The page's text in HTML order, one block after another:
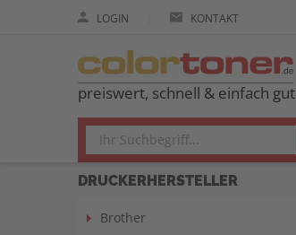
LOGIN KONTAKT
preiswert, schnell & einfach gut
DRUCKERHERSTELLER
Brother